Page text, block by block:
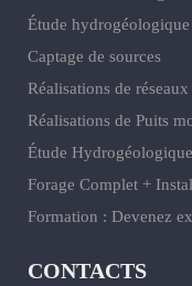
Étude
Captage de sources
Réalisations de
Réalisations de Puits
Étude
Forage Complet +
Formation : Devenez
CONTACTS